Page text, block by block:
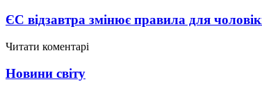
ЄС відзавтра змінює правила для
Читати коментарі
Новини світу